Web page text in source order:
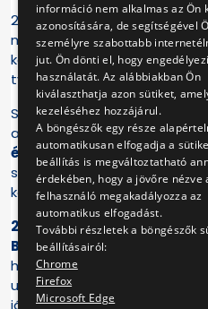
2010. 01. 1-jétől az SZJA
már ugyanezen
kedvezményes adózás alá
tv. 71. §. (1) bek. szerint 25
Szeretnénk továbbá
amennyiben havi
érdemes negyedéves
során 4 bérlet
költségét már meg tudja
2010. év újdonsága
Budapest-bérlet
,
határán belül a MÁV és
utazni és közigazgatási
járatainak és a HÉV
információ nem alkalmas az Ön
azonosítására, de segítségével
személyre szabottabb
jut. Ön dönti el, hogy
használatát. Az alábbiakban Ön
kiválaszthatja azon sütiket,
kezeléséhez hozzájárul.
A böngészők egy része
automatikusan elfogadja a
beállítás is megváltoztatható
érdekében, hogy a jövőre nézve
felhasználó megakadályozza az
automatikus elfogadást.
További részletek a böngészők
beállításairól:
Chrome
Firefox
Microsoft Edge